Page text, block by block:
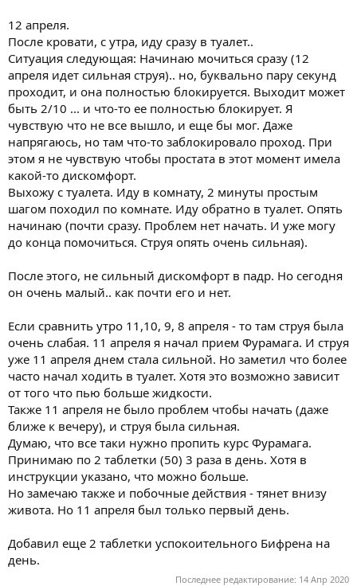
12 апреля.
После кровати, с утра, иду сразу в туалет..
Ситуация следующая: Начинаю мочиться сразу (12
апреля идет сильная струя).. но, буквально пару секунд
проходит, и она полностью блокируется. Выходит может
быть 2/10 ... и что-то ее полностью блокирует. Я
чувствую что не все вышло, и еще бы мог. Даже
напрягаюсь, но там что-то заблокировало проход. При
этом я не чувствую чтобы простата в этот момент имела
какой-то дискомфорт.
Выхожу с туалета. Иду в комнату, 2 минуты простым
шагом походил по комнате. Иду обратно в туалет. Опять
начинаю (почти сразу. Проблем нет начать. И уже могу
до конца помочиться. Струя опять очень сильная).
После этого, не сильный дискомфорт в падр. Но сегодня
он очень малый.. как почти его и нет.
Если сравнить утро 11,10, 9, 8 апреля - то там струя была
очень слабая. 11 апреля я начал прием Фурамага. И струя
уже 11 апреля днем стала сильной. Но заметил что более
часто начал ходить в туалет. Хотя это возможно зависит
от того что пью больше жидкости.
Также 11 апреля не было проблем чтобы начать (даже
ближе к вечеру), и струя была сильная.
Думаю, что все таки нужно пропить курс Фурамага.
Принимаю по 2 таблетки (50) 3 раза в день. Хотя в
инструкции указано, что можно больше.
Но замечаю также и побочные действия - тянет внизу
живота. Но 11 апреля был только первый день.
Добавил еще 2 таблетки успокоительного Бифрена на
день.
Последнее редактирование: 14 Апр 2020